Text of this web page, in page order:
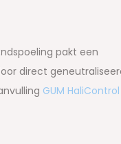
pakt een
direct
GUM HaliControl